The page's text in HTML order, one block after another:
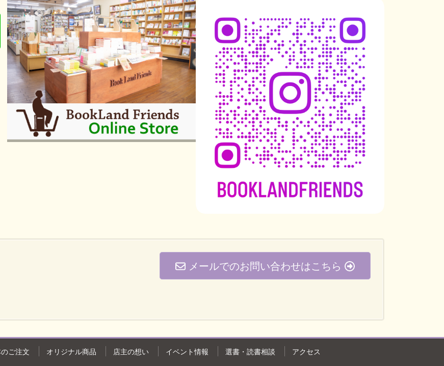
メールでのお問い合わせはこちら
ご注文 オリジナル商品 店主の想い イベント情報 選書・読書相談
アクセス